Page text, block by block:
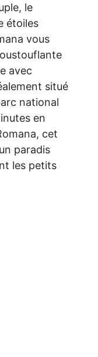
le
étoiles
vous
avec
situé
national
en
cet
paradis
les petits